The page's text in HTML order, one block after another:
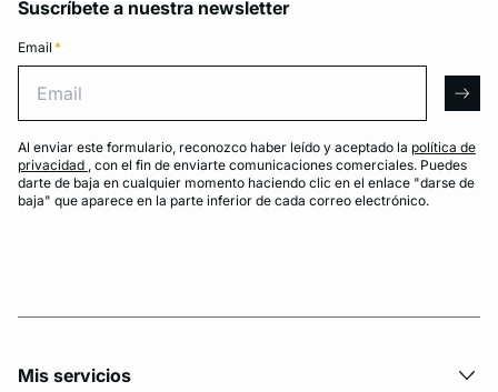
Suscríbete a nuestra newsletter
Email *
Al enviar este formulario, reconozco haber leído y aceptado la política de
privacidad , con el fin de enviarte comunicaciones comerciales. Puedes
darte de baja en cualquier momento haciendo clic en el enlace "darse de
baja" que aparece en la parte inferior de cada correo electrónico.
Mis servicios